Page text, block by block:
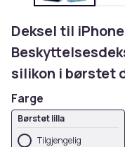
Deksel til iPhone
silikon i børstet
Farge
Børstet lilla
Tilgjengelig